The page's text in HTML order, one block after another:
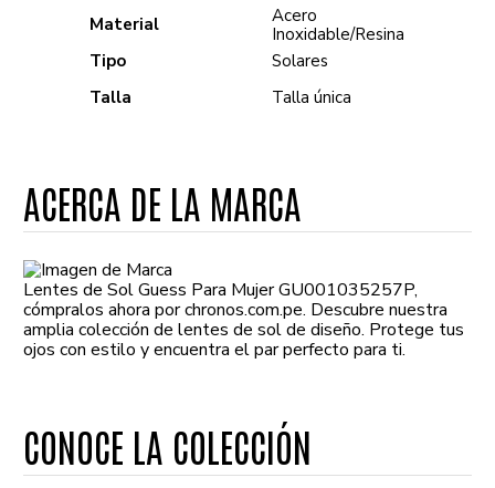
Material
Acero
Inoxidable/Resina
Tipo
Solares
Talla
Talla única
ACERCA DE LA MARCA
Lentes de Sol Guess Para Mujer GU001035257P,
cómpralos ahora por chronos.com.pe. Descubre nuestra
amplia colección de lentes de sol de diseño. Protege tus
ojos con estilo y encuentra el par perfecto para ti.
CONOCE LA COLECCIÓN